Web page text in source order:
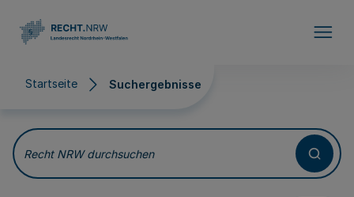
Startseite Suchergebnisse
Suchergebnisse
Recht NRW durchsuchen